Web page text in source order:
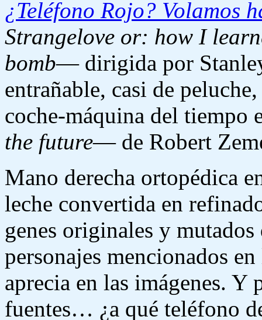
¿Teléfono Rojo? Volamos
Strangelove or: how I
bomb— dirigida por
entrañable, casi de
coche-máquina del tiempo
the future— de Robert
Mano derecha ortopédica
leche convertida en
genes originales y
personajes mencionados
aprecia en las imágenes.
fuentes… ¿a qué teléfono